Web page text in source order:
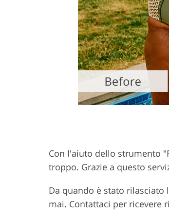
Con l'aiuto dello strumento
troppo. Grazie a questo
Da quando è stato
mai. Contattaci per ricevere